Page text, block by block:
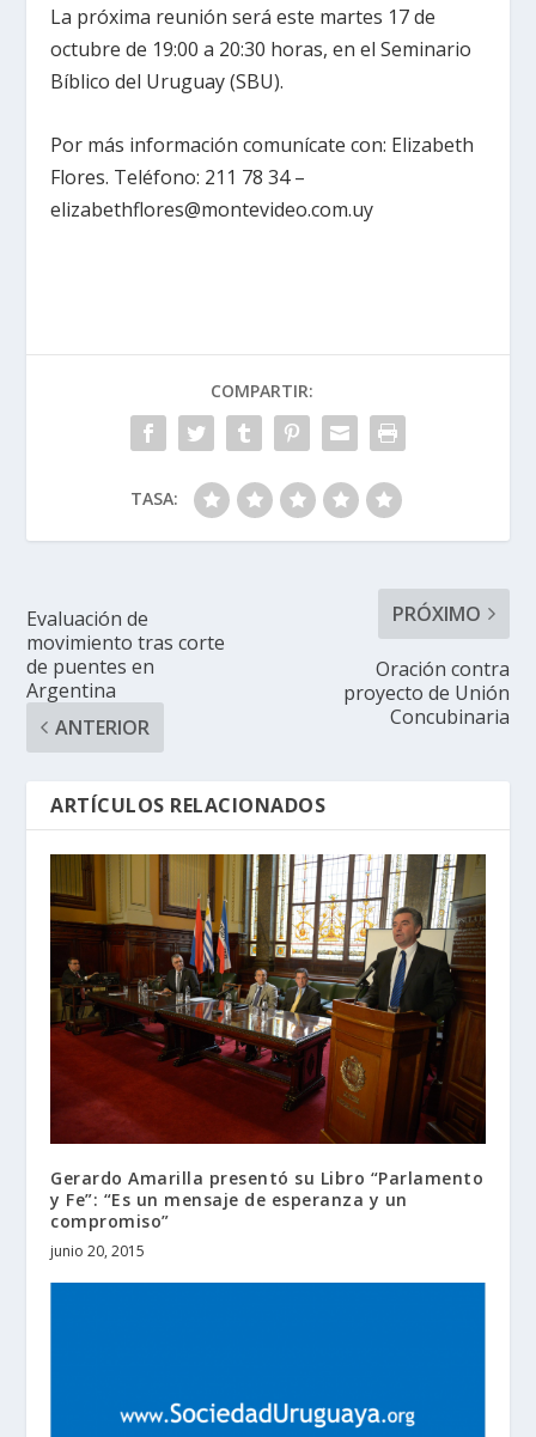
La próxima reunión será este martes 17 de
octubre de 19:00 a 20:30 horas, en el Seminario
Bíblico del Uruguay (SBU).
Por más información comunícate con: Elizabeth
Flores. Teléfono: 211 78 34 –
elizabethflores@montevideo.com.uy
COMPARTIR:
TASA:
Evaluación de
movimiento tras corte
de puentes en
Argentina
ANTERIOR
PRÓXIMO
Oración contra
proyecto de Unión
Concubinaria
ARTÍCULOS RELACIONADOS
Gerardo Amarilla presentó su Libro “Parlamento
y Fe”: “Es un mensaje de esperanza y un
compromiso”
junio 20, 2015